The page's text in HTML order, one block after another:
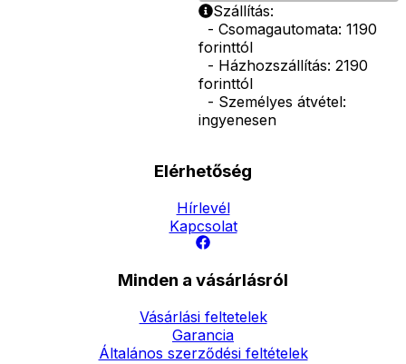
Szállítás:
- Csomagautomata: 1190
forinttól
- Házhozszállítás: 2190
forinttól
- Személyes átvétel:
ingyenesen
Elérhetőség
Hírlevél
Kapcsolat
Minden a vásárlásról
Vásárlási feltetelek
Garancia
Általános szerződési feltételek